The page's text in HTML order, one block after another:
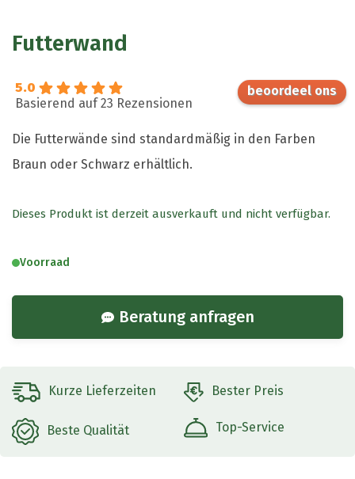
Futterwand
5.0
Basierend auf 23 Rezensionen
Die Futterwände sind standardmäßig in den Farben
Braun oder Schwarz erhältlich.
Dieses Produkt ist derzeit ausverkauft und nicht verfügbar.
Voorraad
Beratung anfragen
Kurze Lieferzeiten
Beste Qualität
Bester Preis
Top-Service